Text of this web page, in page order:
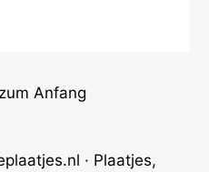
Anfang
· Plaatjes,